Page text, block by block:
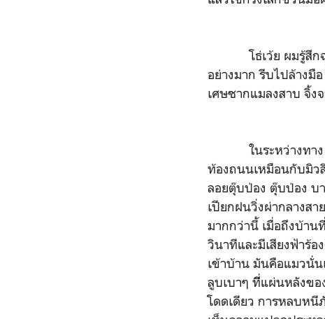
โธ่เว้ย ผมรู้สึกฉุนเ
อย่างมาก รีบไปล้างมื
เศษซากแมลงสาบ จิ้ง
ในระหว่างทาง ผม
ท้องถนนเหมือนกับมิว
ลอยตุ๊บป่อง ตุ๊บป่อง บ
เปียกฝนวิ่งผ่ากลางสา
มากกว่านี้ เมื่อถึงบ้าน
วินาทีและมีเสียงฟ้าร้
เข้าบ้าน มันคือแมวนั่น
ลูบเบาๆ ทีี่แผ่นหลังขอ
โดดเดียว การหลบหนี